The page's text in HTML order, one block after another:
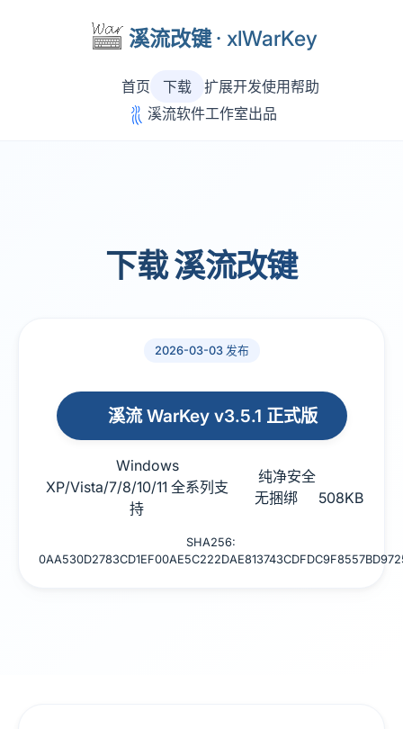
溪流改键· xlWarKey
首页 下载 扩展开发使用帮助
溪流软件工作室出品
下载 溪流改键
2026-03-03 发布
溪流 WarKey v3.5.1 正式版
Windows
XP/Vista/7/8/10/11 全系列支
持
纯净安全
无捆绑
508KB
SHA256: